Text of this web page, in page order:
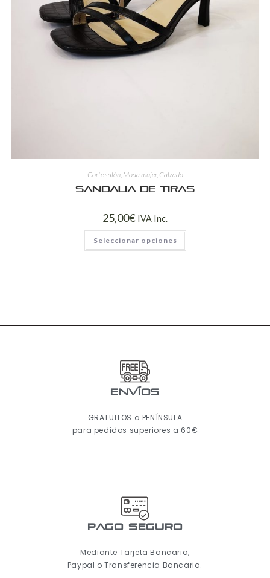
Corte salón, Moda mujer, Calzado
Sandalia de tiras
25,00€ IVA Inc.
Seleccionar opciones
ENVÍOS
GRATUITOS a PENÍNSULA
para pedidos superiores a 60€
pago seguro
Mediante Tarjeta Bancaria,
Paypal o Transferencia Bancaria.